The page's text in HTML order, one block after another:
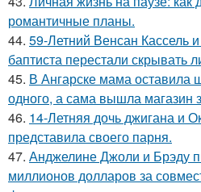
романтичные планы.
44. 59-Летний Венсан Кассель
баптиста перестали скрывать
45. В Ангарске мама оставила
одного, а сама вышла магазин
46. 14-Летняя дочь джигана и
представила своего парня.
47. Анджелине Джоли и Брэду
миллионов долларов за